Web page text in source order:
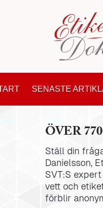
SENASTE
ÖVER
Ställ din
Danielsson,
SVT:S
vett och
förblir